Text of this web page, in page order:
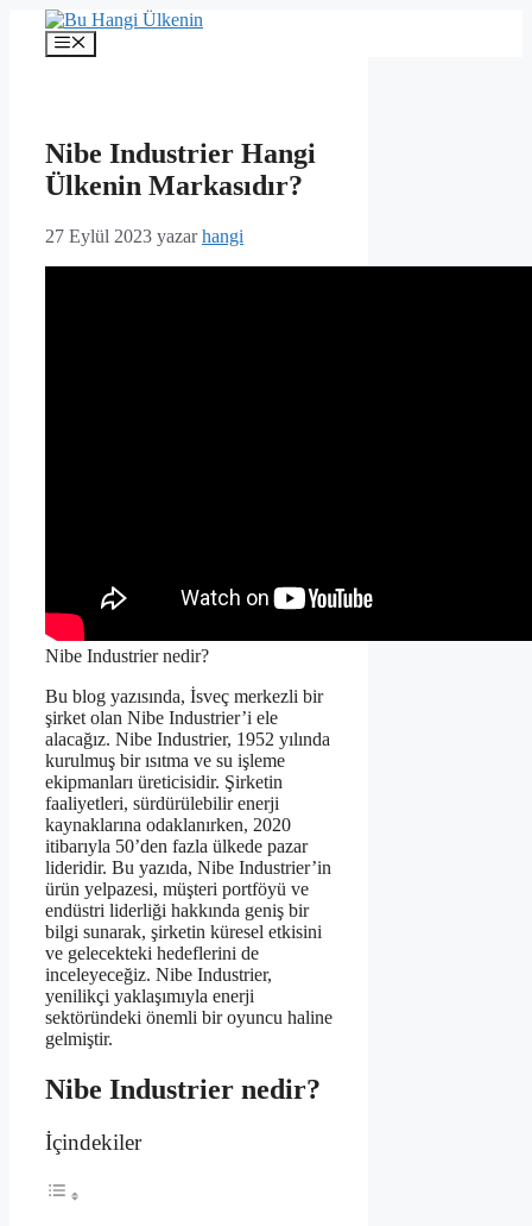
İçeriğe
Menü
Nibe Industrier Hangi
Ülkenin Markasıdır?
27 Eylül 2023 yazarhangi
Nibe Industrier nedir?
Bu blog yazısında, İsveç merkezli bir
şirket olan Nibe Industrier’i ele
alacağız. Nibe Industrier, 1952 yılında
kurulmuş bir ısıtma ve su işleme
ekipmanları üreticisidir. Şirketin
faaliyetleri, sürdürülebilir enerji
kaynaklarına odaklanırken, 2020
itibarıyla 50’den fazla ülkede pazar
lideridir. Bu yazıda, Nibe Industrier’in
ürün yelpazesi, müşteri portföyü ve
endüstri liderliği hakkında geniş bir
bilgi sunarak, şirketin küresel etkisini
ve gelecekteki hedeflerini de
inceleyeceğiz. Nibe Industrier,
yenilikçi yaklaşımıyla enerji
sektöründeki önemli bir oyuncu haline
gelmiştir.
Nibe Industrier nedir?
İçindekiler